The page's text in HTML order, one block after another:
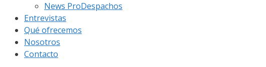
News ProDespachos
Entrevistas
Qué ofrecemos
Nosotros
Contacto